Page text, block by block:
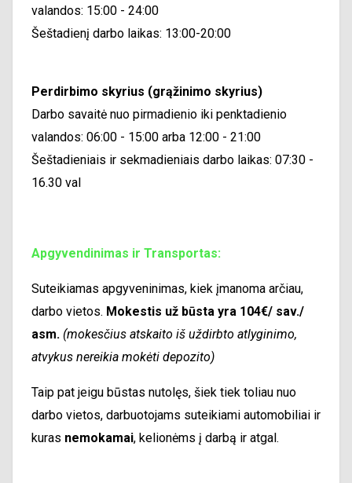
valandos: 15:00 - 24:00
Šeštadienį darbo laikas: 13:00-20:00
Perdirbimo skyrius (grąžinimo skyrius)
Darbo savaitė nuo pirmadienio iki penktadienio
valandos: 06:00 - 15:00 arba 12:00 - 21:00
Šeštadieniais ir sekmadieniais darbo laikas: 07:30 -
16.30 val
Apgyvendinimas ir Transportas:
Suteikiamas apgyveninimas, kiek įmanoma arčiau,
darbo vietos. Mokestis už būsta yra 104€/ sav./
asm. (mokesčius atskaito iš uždirbto atlyginimo,
atvykus nereikia mokėti depozito)
Taip pat jeigu būstas nutolęs, šiek tiek toliau nuo
darbo vietos, darbuotojams suteikiami automobiliai ir
kuras nemokamai, kelionėms į darbą ir atgal.